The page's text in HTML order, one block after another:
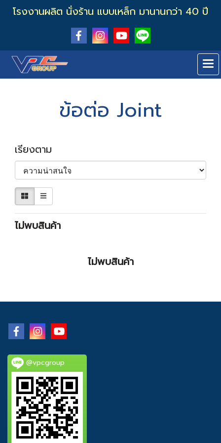
โรงงานผลิต นั่งร้าน แบบเหล็ก มานานกว่า 40 ปี
ข้อต่อ Joint
เรียงตาม
ไม่พบสินค้า
ไม่พบสินค้า
@vpcgroup